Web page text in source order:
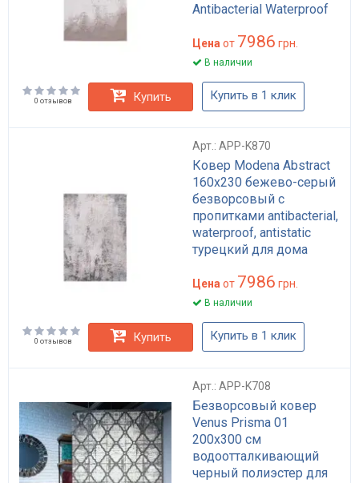
Antibacterial Waterproof
APP-K881
Цена от 7986 грн.
В наличии
0 отзывов Купить Купить в 1 клик
Арт.: APP-K870
Ковер Modena Abstract
160x230 бежево-серый
безворсовый с
пропитками antibacterial,
waterproof, antistatic
турецкий для дома
Цена от 7986 грн.
В наличии
0 отзывов Купить Купить в 1 клик
Арт.: APP-K708
Безворсовый ковер
Venus Prisma 01
200x300 см
водоотталкивающий
черный полиэстер для